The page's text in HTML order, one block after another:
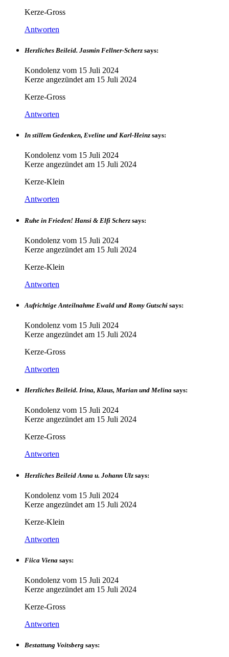
Kerze-Gross
Antworten
Herzliches Beileid. Jasmin Fellner-Scherz says:
Kondolenz vom 15 Juli 2024
Kerze angezündet am 15 Juli 2024
Kerze-Gross
Antworten
In stillem Gedenken, Eveline und Karl-Heinz says:
Kondolenz vom 15 Juli 2024
Kerze angezündet am 15 Juli 2024
Kerze-Klein
Antworten
Ruhe in Frieden! Hansi & Elfi Scherz says:
Kondolenz vom 15 Juli 2024
Kerze angezündet am 15 Juli 2024
Kerze-Klein
Antworten
Aufrichtige Anteilnahme Ewald und Romy Gutschi says:
Kondolenz vom 15 Juli 2024
Kerze angezündet am 15 Juli 2024
Kerze-Gross
Antworten
Herzliches Beileid. Irina, Klaus, Marian und Melina says:
Kondolenz vom 15 Juli 2024
Kerze angezündet am 15 Juli 2024
Kerze-Gross
Antworten
Herzliches Beileid Anna u. Johann Ulz says:
Kondolenz vom 15 Juli 2024
Kerze angezündet am 15 Juli 2024
Kerze-Klein
Antworten
Fiica Viena says:
Kondolenz vom 15 Juli 2024
Kerze angezündet am 15 Juli 2024
Kerze-Gross
Antworten
Bestattung Voitsberg says: